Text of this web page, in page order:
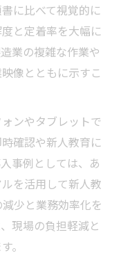
に比べて視覚的に
と定着率を大幅に
業の複雑な作業や
像とともに示すこ
ンやタブレットで
確認や新人教育に
事例としては、あ
を活用して新人教
少と業務効率化を
現場の負担軽減と
。